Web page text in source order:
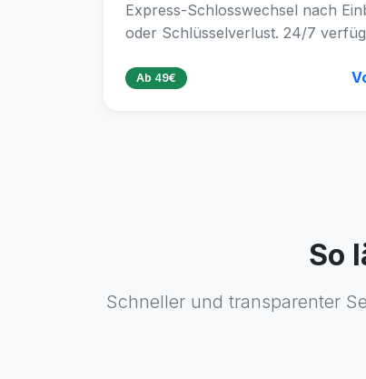
Express-Schlosswechsel nach
oder Schlüsselverlust. 24/7
Ab 49€
So
Schneller und transparenter